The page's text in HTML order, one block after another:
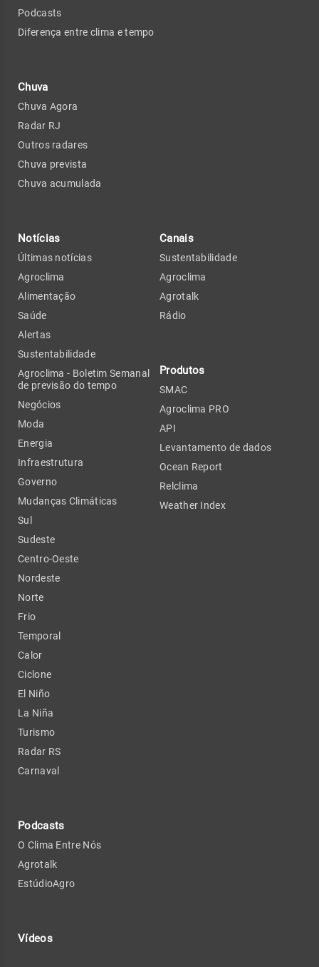
Podcasts
Diferença entre clima e tempo
Chuva
Chuva Agora
Radar RJ
Outros radares
Chuva prevista
Chuva acumulada
Notícias
Últimas notícias
Agroclima
Alimentação
Saúde
Alertas
Sustentabilidade
Agroclima - Boletim Semanal
de previsão do tempo
Negócios
Moda
Energia
Infraestrutura
Governo
Mudanças Climáticas
Sul
Sudeste
Centro-Oeste
Nordeste
Norte
Frio
Temporal
Calor
Ciclone
El Niño
La Niña
Turismo
Radar RS
Carnaval
Podcasts
O Clima Entre Nós
Agrotalk
EstúdioAgro
Vídeos
Canais
Sustentabilidade
Agroclima
Agrotalk
Rádio
Produtos
SMAC
Agroclima PRO
API
Levantamento de dados
Ocean Report
Relclima
Weather Index